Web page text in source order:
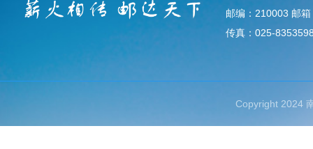
邮编：210003 邮
传真：025-
Copyright 2024